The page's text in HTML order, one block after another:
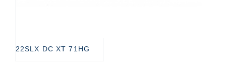
22SLX DC XT 71HG